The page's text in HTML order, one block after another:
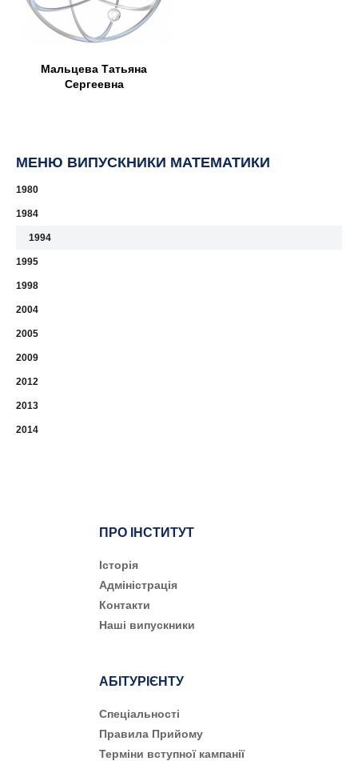
Мальцева Татьяна
Сергеевна
МЕНЮ ВИПУСКНИКИ МАТЕМАТИКИ
1980
1984
1994
1995
1998
2004
2005
2009
2012
2013
2014
ПРО ІНСТИТУТ
Історія
Адміністрація
Контакти
Наші випускники
АБІТУРІЄНТУ
Cпеціальності
Правила Прийому
Терміни вступної кампанії